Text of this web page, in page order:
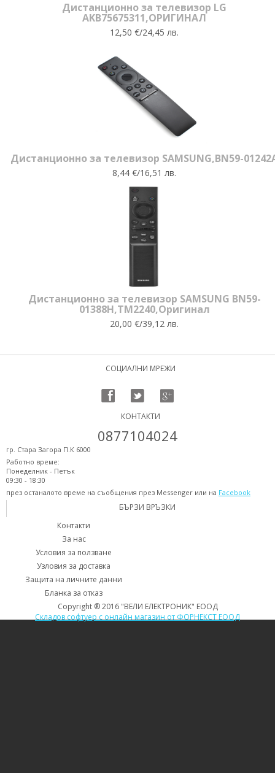
Дистанционно за телевизор LG
AKB75675311,ОРИГИНАЛ
12,50 €/24,45 лв.
Дистанционно за телевизор SAMSUNG,BN59-
8,44 €/16,51 лв.
Дистанционно за телевизор SAMSUNG BN59-
01388H,TM2240,Оригинал
20,00 €/39,12 лв.
СОЦИАЛНИ МРЕЖИ
КОНТАКТИ
0877104024
гр. Стара Загора П.К 6000
Работно време:
Понеделник - Петък
09:30 - 18:30
през останалото време на съобщения през Messenger или на Facebook
БЪРЗИ ВРЪЗКИ
Контакти
За нас
Условия за ползване
Узловия за доставка
Защита на личните данни
Бланка за отказ
Copyright ® 2016 "ВЕЛИ ЕЛЕКТРОНИК" ЕООД
Складов софтуер с онлайн магазин от ФОРНЕКСТ ЕООД